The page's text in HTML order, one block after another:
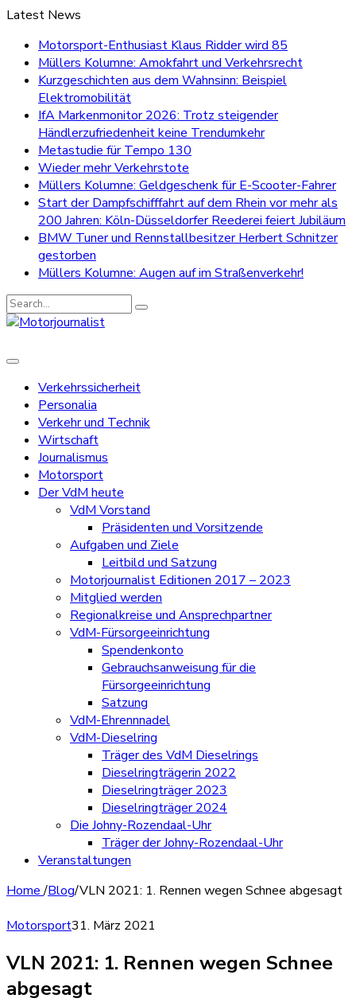
Latest News
Motorsport-Enthusiast Klaus Ridder wird 85
Müllers Kolumne: Amokfahrt und Verkehrsrecht
Kurzgeschichten aus dem Wahnsinn: Beispiel
Elektromobilität
IfA Markenmonitor 2026: Trotz steigender
Händlerzufriedenheit keine Trendumkehr
Metastudie für Tempo 130
Wieder mehr Verkehrstote
Müllers Kolumne: Geldgeschenk für E-Scooter-Fahrer
Start der Dampfschifffahrt auf dem Rhein vor mehr als
200 Jahren: Köln-Düsseldorfer Reederei feiert Jubiläum
BMW Tuner und Rennstallbesitzer Herbert Schnitzer
gestorben
Müllers Kolumne: Augen auf im Straßenverkehr!
Search
for:
Verkehrssicherheit
Personalia
Verkehr und Technik
Wirtschaft
Journalismus
Motorsport
Der VdM heute
VdM Vorstand
Präsidenten und Vorsitzende
Aufgaben und Ziele
Leitbild und Satzung
Motorjournalist Editionen 2017 – 2023
Mitglied werden
Regionalkreise und Ansprechpartner
VdM-Fürsorgeeinrichtung
Spendenkonto
Gebrauchsanweisung für die
Fürsorgeeinrichtung
Satzung
VdM-Ehrennnadel
VdM-Dieselring
Träger des VdM Dieselrings
Dieselringträgerin 2022
Dieselringträger 2023
Dieselringträger 2024
Die Johny-Rozendaal-Uhr
Träger der Johny-Rozendaal-Uhr
Veranstaltungen
Home/Blog/VLN 2021: 1. Rennen wegen Schnee abgesagt
Motorsport31. März 2021
VLN 2021: 1. Rennen wegen Schnee
abgesagt